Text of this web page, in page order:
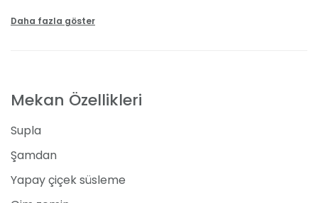
mekanda 250 araçlık otopark alanı da bulunuyor.
çiçek süslemelerine ağırlık veren Boğaz Garden
yolu tasarımı da yine kır bahçesi konseptine uygun
olarak yapılıyor. Ağaçların arasında, yeşillikler içinde
edebilirsiniz. Mekanın boğaz ve doğa manzarası ile kır
Daha fazla göster
Mekan Özellikleri
Supla
Şamdan
Yapay çiçek süsleme